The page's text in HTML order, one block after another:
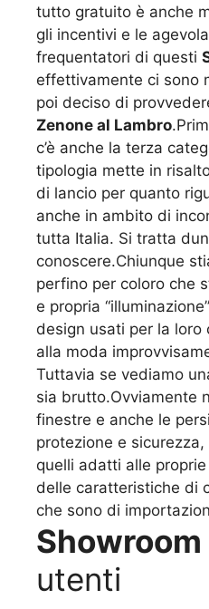
tutto gratuito è anche
gli incentivi e le
frequentatori di questi
effettivamente ci sono
poi deciso di
Zenone al Lambro
c’è anche la terza
tipologia mette in
di lancio per quanto
anche in ambito di
tutta Italia. Si tratta
conoscere.Chiunque
perfino per coloro che
e propria
design usati per la
alla moda
Tuttavia se vediamo
sia brutto.Ovviamente
finestre e anche le
protezione e
quelli adatti alle
delle caratteristiche di
che sono di
utenti